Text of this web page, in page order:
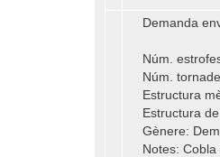
Demanda
Núm.
Núm.
Estructura
Estructura
Gènere:
Notes: